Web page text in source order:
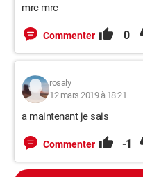
mrc mrc
Commenter 0
rosaly
12 mars 2019 à 18:21
a maintenant je sais
Commenter -1